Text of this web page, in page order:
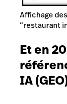
Affichage
“restaurant
Et en
IA